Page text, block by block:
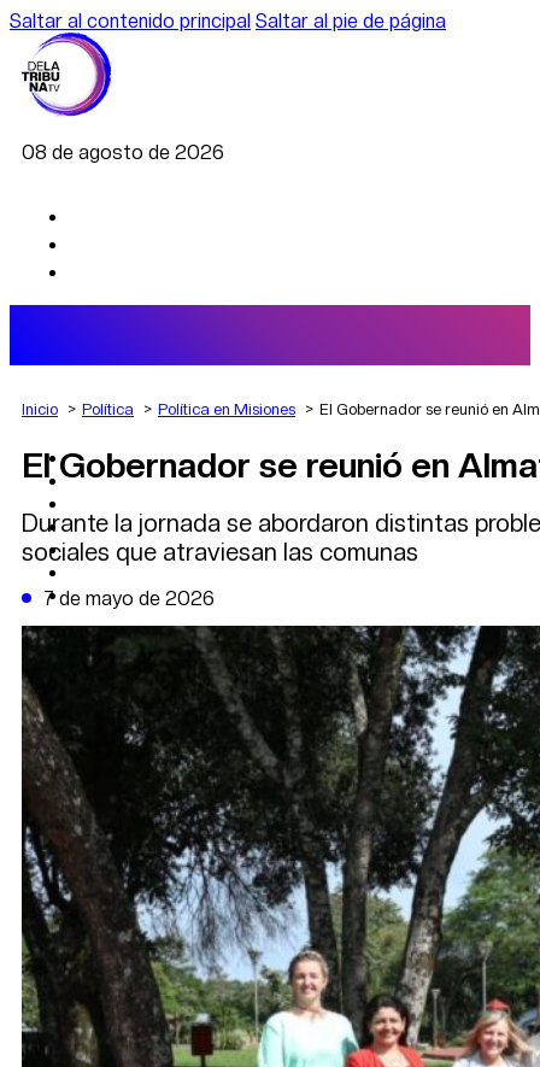
Saltar al contenido principal Saltar al pie de página
08 de agosto de 2026
AGRO
DEPORTES
POLÍTICA
CAMBIO CLIMÁTICO
DATA FIRME
DE LA TRIBUNA TV
Inicio Política Política en Misiones El Gobernador se reunió en
El Gobernador se reunió en
Durante la jornada se abordaron distintas
sociales que atraviesan las comunas
7 de mayo de 2026